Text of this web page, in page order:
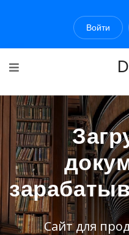
Войти
Сайт для